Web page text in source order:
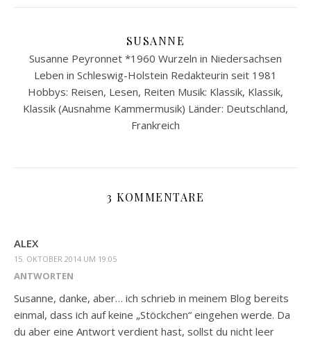
SUSANNE
Susanne Peyronnet *1960 Wurzeln in Niedersachsen
Leben in Schleswig-Holstein Redakteurin seit 1981
Hobbys: Reisen, Lesen, Reiten Musik: Klassik, Klassik,
Klassik (Ausnahme Kammermusik) Länder: Deutschland,
Frankreich
3 KOMMENTARE
ALEX
15. OKTOBER 2014 UM 19:05
ANTWORTEN
Susanne, danke, aber… ich schrieb in meinem Blog bereits
einmal, dass ich auf keine „Stöckchen“ eingehen werde. Da
du aber eine Antwort verdient hast, sollst du nicht leer